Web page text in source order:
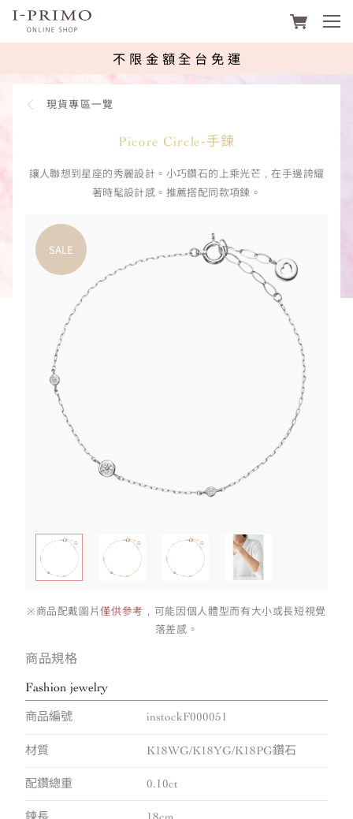
I-PRIMO台灣線上購物平台 | 鑽石、
不限金額全台免運
現貨專區一覽
SALE
※商品配戴圖片僅供參考 ，可能因個人體型而有大小或長短視覺
落差感。
Picore Circle-手鍊
讓人聯想到星座的秀麗設計。小巧鑽石的上乘光芒，在手邊誇耀
著時髦設計感。推薦搭配同款項鍊。
商品規格
Fashion jewelry
商品編號 instockF000051
材質 K18WG/K18YG/K18PG鑽石
配鑽總重 0.10ct
footer navigation